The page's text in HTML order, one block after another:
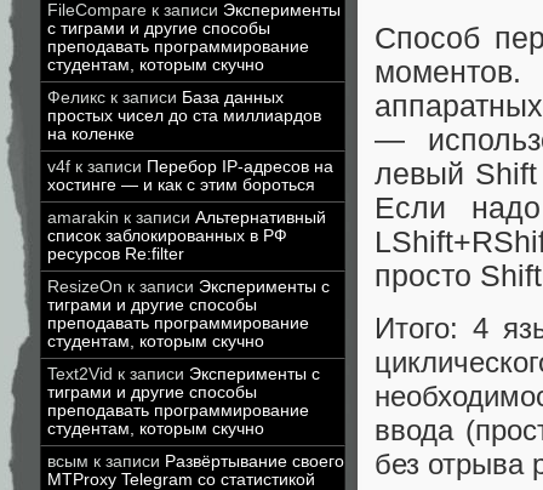
FileCompare к записи Эксперименты
с тиграми и другие способы
преподавать программирование
студентам, которым скучно
Феликс к записи База данных
простых чисел до ста миллиардов
на коленке
v4f к записи Перебор IP-адресов на
хостинге — и как с этим бороться
amarakin к записи Альтернативный
список заблокированных в РФ
ресурсов Re:filter
ResizeOn к записи Эксперименты с
тиграми и другие способы
преподавать программирование
студентам, которым скучно
Text2Vid к записи Эксперименты с
тиграми и другие способы
преподавать программирование
студентам, которым скучно
всым к записи Развёртывание своего
MTProxy Telegram со статистикой
Способ
—
левый Shift
Если
просто
Итого: 4
ввода
без отрыва